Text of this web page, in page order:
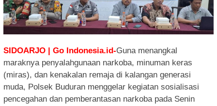
SIDOARJO | Go Indonesia.id-Guna menangkal
maraknya penyalahgunaan narkoba, minuman keras
(miras), dan kenakalan remaja di kalangan generasi
muda, Polsek Buduran menggelar kegiatan sosialisasi
pencegahan dan pemberantasan narkoba pada Senin